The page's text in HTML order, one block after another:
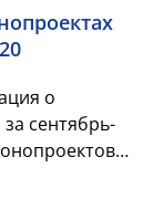
о
сентябрь-
и